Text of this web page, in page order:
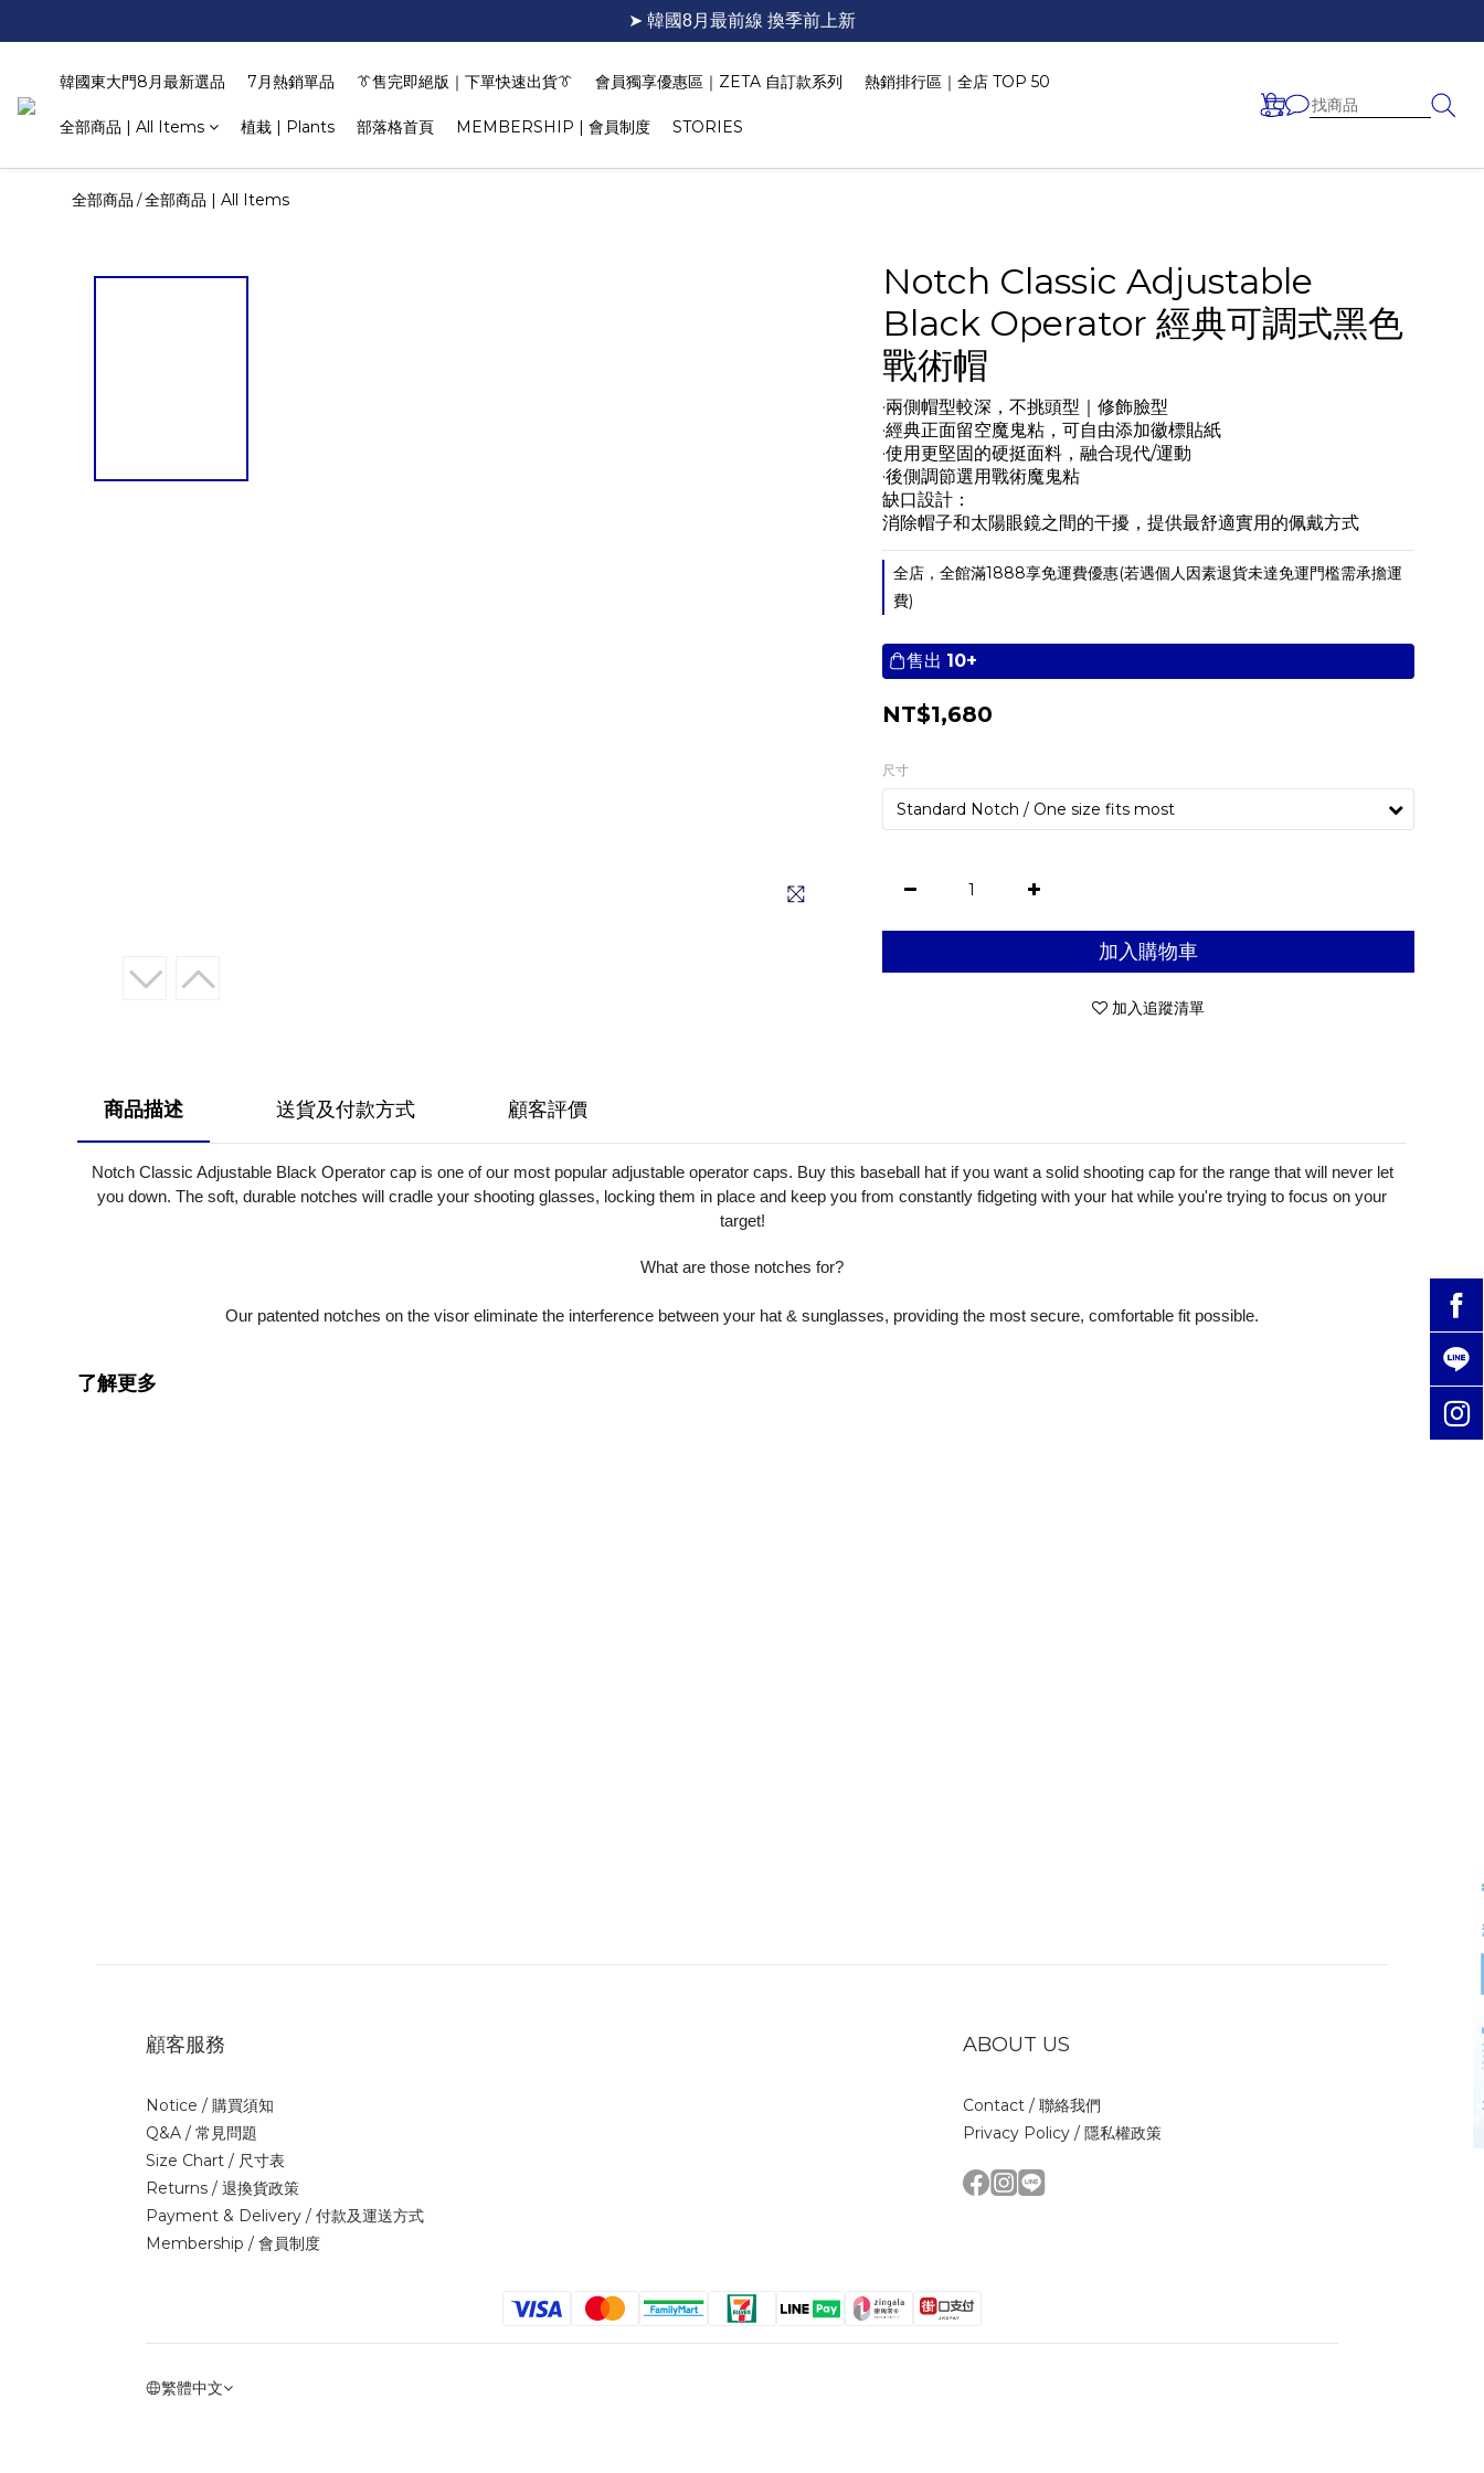
韓國東大門8月最新選品 7月熱銷單品 👔售完即絕版｜下單快速出貨👔 會員獨享優惠區｜ZETA 自訂款系列 熱銷排行區｜全店 TOP 50
全部商品 | All Items 植栽 | Plants 部落格首頁 MEMBERSHIP | 會員制度 STORIES
全部商品 /全部商品 | All Items
Notch Classic Adjustable
Black Operator 經典可調式黑色
戰術帽
·兩側帽型較深，不挑頭型｜修飾臉型
·經典正面留空魔鬼粘，可自由添加徽標貼紙
·使用更堅固的硬挺面料，融合現代/運動
·後側調節選用戰術魔鬼粘
缺口設計：
消除帽子和太陽眼鏡之間的干擾，提供最舒適實用的佩戴方式
全店，全館滿1888享免運費優惠(若遇個人因素退貨未達免運門檻需承擔運
費)
售出 10+
NT$1,680
尺寸
加入購物車
加入追蹤清單
商品描述 送貨及付款方式 顧客評價
Notch Classic Adjustable Black Operator cap is one of our most popular adjustable operator caps. Buy this baseball hat if you want a solid shooting cap for the range that will never let
you down. The soft, durable notches will cradle your shooting glasses, locking them in place and keep you from constantly fidgeting with your hat while you're trying to focus on your
target!
What are those notches for?
Our patented notches on the visor eliminate the interference between your hat & sunglasses, providing the most secure, comfortable fit possible.
了解更多
顧客服務
Notice / 購買須知
Q&A / 常見問題
Size Chart / 尺寸表
Returns / 退換貨政策
Payment & Delivery / 付款及運送方式
Membership / 會員制度
ABOUT US
Contact / 聯絡我們
Privacy Policy / 隱私權政策
繁體中文
➤ 韓國8月最前線 換季前上新